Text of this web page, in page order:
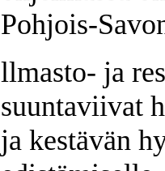
Pohjois-
llmasto- ja
suuntaviivat
ja kestävän